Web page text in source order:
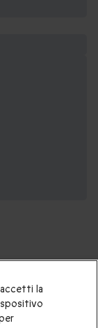
cofanetti
la